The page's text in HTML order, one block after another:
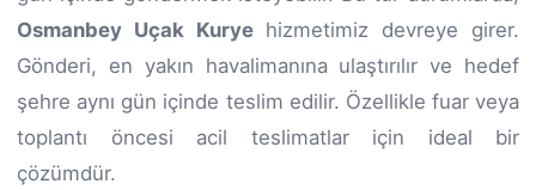
Osmanbey Uçak Kuryehizmetimiz devreye girer.
Gönderi, en yakın havalimanına ulaştırılır ve hedef
şehre aynı gün içinde teslim edilir. Özellikle fuar veya
toplantı öncesi acil teslimatlar için ideal bir
çözümdür.